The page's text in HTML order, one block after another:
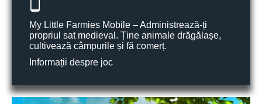
My Little Farmies Mobile – Administrează-ți
propriul sat medieval. Ține animale drăgălașe,
cultivează câmpurile și fă comerț.
Informații despre joc